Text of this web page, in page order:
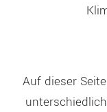
Auf dieser